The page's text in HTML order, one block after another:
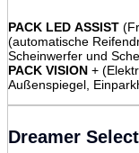
PACK LED ASSIST
(automatische
Scheinwerfer und
PACK VISION +
Außenspiegel,
Dreamer